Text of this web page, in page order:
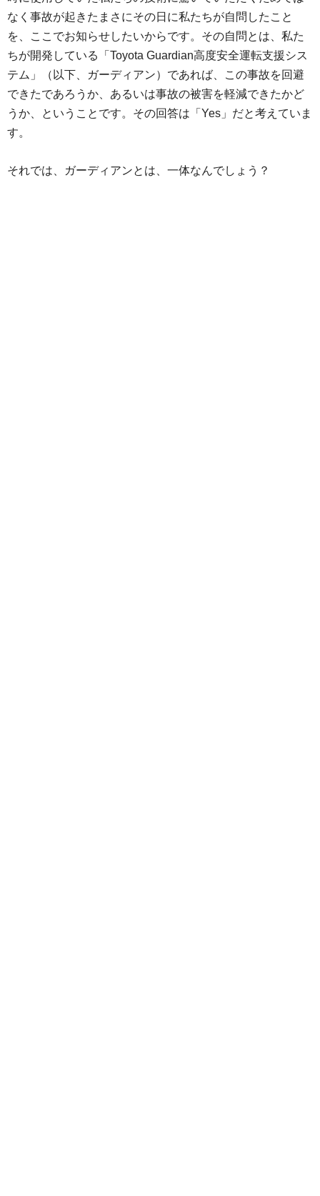
なく事故が起きたまさにその日に私たちが自問したこと
を、ここでお知らせしたいからです。その自問とは、私た
ちが開発している「Toyota Guardian高度安全運転支援シス
テム」（以下、ガーディアン）であれば、この事故を回避
できたであろうか、あるいは事故の被害を軽減できたかど
うか、ということです。その回答は「Yes」だと考えていま
す。
それでは、ガーディアンとは、一体なんでしょう？